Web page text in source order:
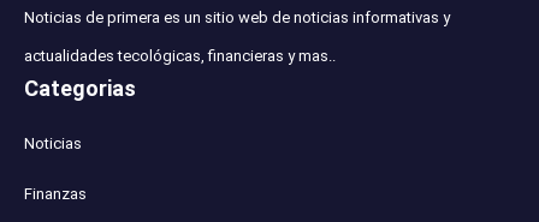
Noticias de primera es un sitio web de noticias informativas y
actualidades tecológicas, financieras y mas..
Categorias
Noticias
Finanzas